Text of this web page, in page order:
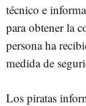
técnico e
para obtener la
persona ha
medida de
Los piratas